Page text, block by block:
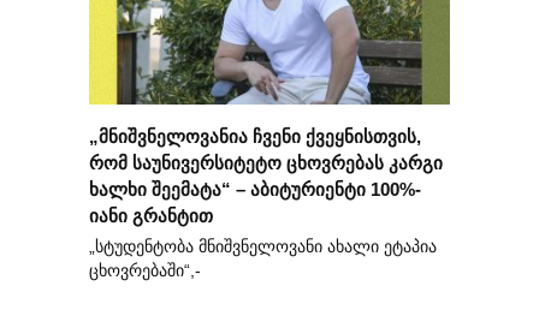
„მნიშვნელოვანია ჩვენი ქვეყნისთვის,
რომ საუნივერსიტეტო ცხოვრებას კარგი
ხალხი შეემატა“ – აბიტურიენტი 100%-
იანი გრანტით
„სტუდენტობა მნიშვნელოვანი ახალი ეტაპია
ცხოვრებაში“,-